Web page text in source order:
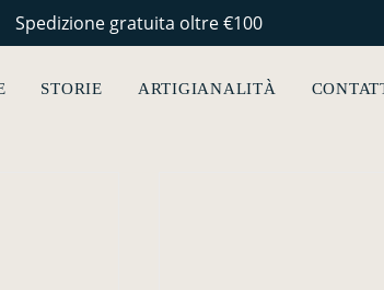
Spedizione gratuita oltre €100
STORIE ARTIGIANALITÀ